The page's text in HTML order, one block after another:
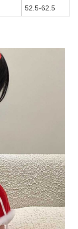
52.5-62.5